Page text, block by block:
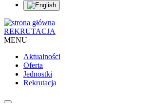
REKRUTACJA
MENU
Aktualności
Oferta
Jednostki
Rekrutacja